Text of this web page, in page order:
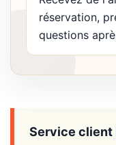
réservation,
questions
Service client